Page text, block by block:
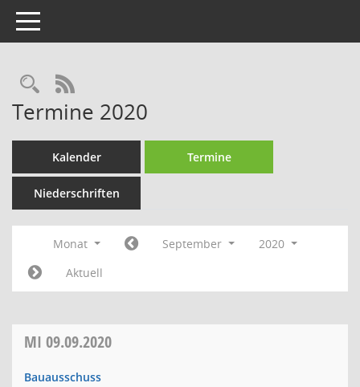
Toggle navigation
Rechercheauswahl
RSS-Feed
Termine 2020
Kalender Termine
Niederschriften
Monat September
2020
Aktuell
MI 09.09.2020
Bauausschuss